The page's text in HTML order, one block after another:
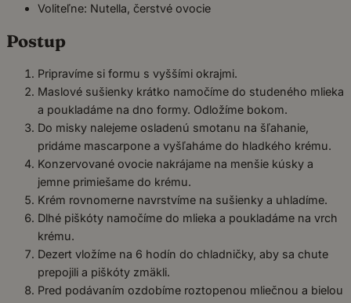
Voliteľne: Nutella, čerstvé ovocie
Postup
Pripravíme si formu s vyššími okrajmi.
Maslové sušienky krátko namočíme do studeného mlieka
a poukladáme na dno formy. Odložíme bokom.
Do misky nalejeme osladenú smotanu na šľahanie,
pridáme mascarpone a vyšľaháme do hladkého krému.
Konzervované ovocie nakrájame na menšie kúsky a
jemne primiešame do krému.
Krém rovnomerne navrstvíme na sušienky a uhladíme.
Dlhé piškóty namočíme do mlieka a poukladáme na vrch
krému.
Dezert vložíme na 6 hodín do chladničky, aby sa chute
prepojili a piškóty zmäkli.
Pred podávaním ozdobíme roztopenou mliečnou a bielou